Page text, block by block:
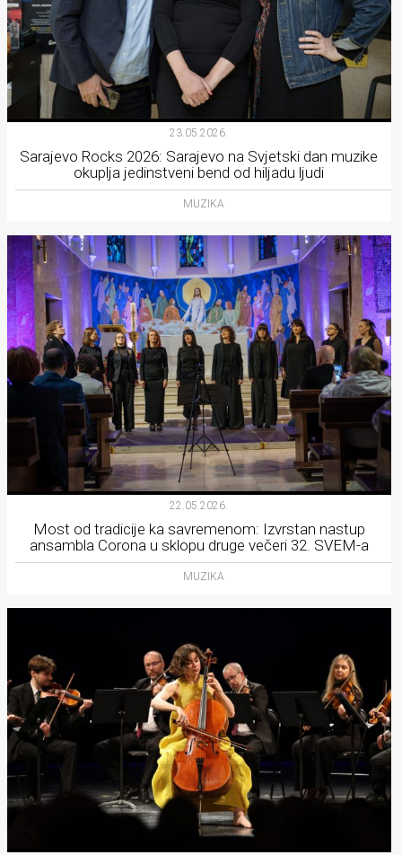
23.05.2026.
Sarajevo Rocks 2026: Sarajevo na Svjetski dan muzike
okuplja jedinstveni bend od hiljadu ljudi
MUZIKA
22.05.2026.
Most od tradicije ka savremenom: Izvrstan nastup
ansambla Corona u sklopu druge večeri 32. SVEM-a
MUZIKA